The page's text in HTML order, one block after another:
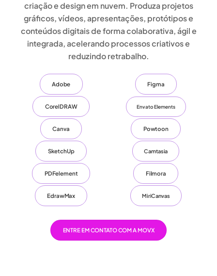
criação e design em nuvem. Produzaprojetos
gráficos, vídeos, apresentações, protótipos e
conteúdos digitaisde forma colaborativa, ágil e
integrada, acelerando processos criativos e
reduzindo retrabalho.
Adobe Figma
CorelDRAW Envato Elements
Canva Powtoon
SketchUp Camtasia
PDFelement Filmora
EdrawMax MiriCanvas
ENTRE EM CONTATO COM A MOVX